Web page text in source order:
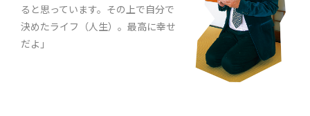
ると思っています。その上で自分で
決めたライフ（人生）。最高に幸せ
だよ」